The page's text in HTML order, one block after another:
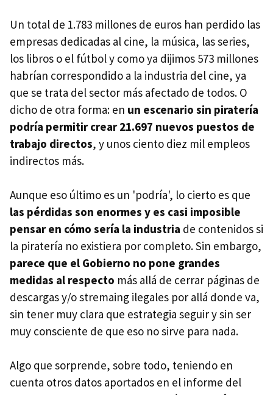
Un total de 1.783 millones de euros han perdido las
empresas dedicadas al cine, la música, las series,
los libros o el fútbol y como ya dijimos 573 millones
habrían correspondido a la industria del cine, ya
que se trata del sector más afectado de todos. O
dicho de otra forma: en un escenario sin piratería
podría permitir crear 21.697 nuevos puestos de
trabajo directos, y unos ciento diez mil empleos
indirectos más.
Aunque eso último es un 'podría', lo cierto es que
las pérdidas son enormes y es casi imposible
pensar en cómo sería la industria de contenidos si
la piratería no existiera por completo. Sin embargo,
parece que el Gobierno no pone grandes
medidas al respecto más allá de cerrar páginas de
descargas y/o stremaing ilegales por allá donde va,
sin tener muy clara que estrategia seguir y sin ser
muy consciente de que eso no sirve para nada.
Algo que sorprende, sobre todo, teniendo en
cuenta otros datos aportados en el informe del